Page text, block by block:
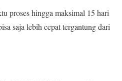
proses hingga maksimal 15 hari
saja lebih cepat tergantung dari